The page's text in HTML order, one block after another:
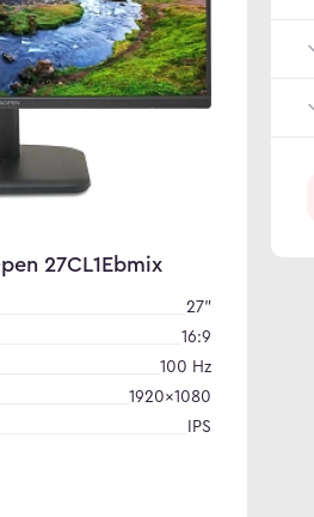
27CL1Ebmix
27"
16:9
100 Hz
1920×1080
IPS